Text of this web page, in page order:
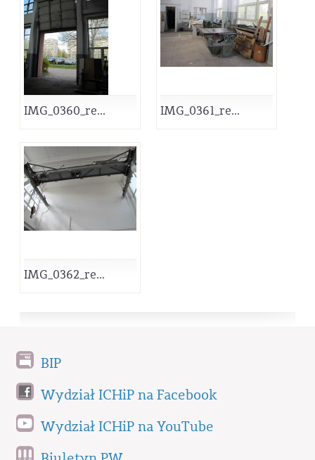
IMG_0360_re... IMG_0361_re...
IMG_0362_re...
BIP
Wydział ICHiP na Facebook
Wydział ICHiP na YouTube